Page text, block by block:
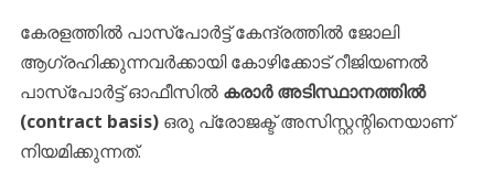
കേരളത്തിൽ പാസ്പോർട്ട് കേന്ദ്രത്തിൽ ജോലി
ആഗ്രഹിക്കുന്നവർക്കായി ​കോഴിക്കോട് റീജിയണൽ
പാസ്‌പോർട്ട് ഓഫീസിൽ കരാർ അടിസ്ഥാനത്തിൽ
(contract basis)ഒരു പ്രോജക്ട് അസിസ്റ്റന്റിനെയാണ്
നിയമിക്കുന്നത്.